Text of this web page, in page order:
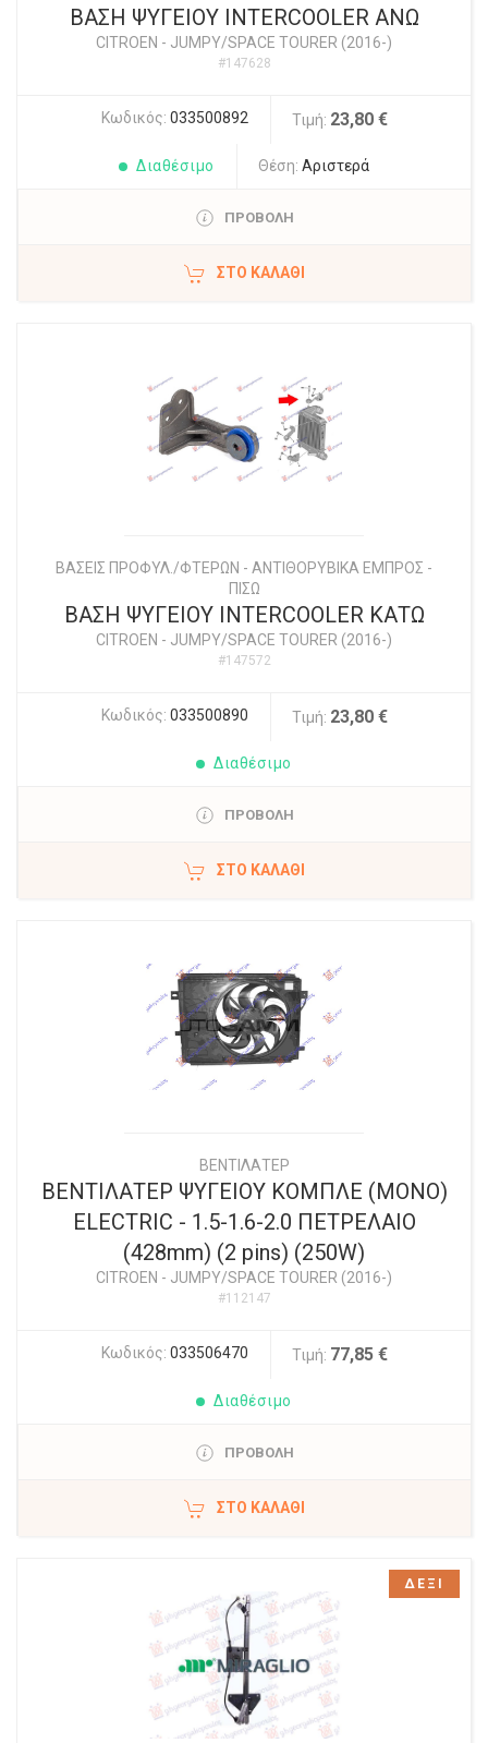
ΒΑΣΗ ΨΥΓΕΙΟΥ INTERCOOLER ΑΝΩ
CITROEN - JUMPY/SPACE TOURER (2016-)
#147628
Κωδικός: 033500892 Τιμή: 23,80 €
Διαθέσιμο Θέση: Αριστερά
ΠΡΟΒΟΛΗ
ΣΤΟ ΚΑΛΆΘΙ
ΒΑΣΕΙΣ ΠΡΟΦΥΛ./ΦΤΕΡΩΝ - ΑΝΤΙΘΟΡΥΒΙΚΑ ΕΜΠΡΟΣ -
ΠΙΣΩ
ΒΑΣΗ ΨΥΓΕΙΟΥ INTERCOOLER ΚΑΤΩ
CITROEN - JUMPY/SPACE TOURER (2016-)
#147572
Κωδικός: 033500890 Τιμή: 23,80 €
Διαθέσιμο
ΠΡΟΒΟΛΗ
ΣΤΟ ΚΑΛΆΘΙ
ΒΕΝΤΙΛΑΤΕΡ
ΒΕΝΤΙΛΑΤΕΡ ΨΥΓΕΙΟΥ ΚΟΜΠΛΕ (ΜΟΝΟ)
ELECTRIC - 1.5-1.6-2.0 ΠΕΤΡΕΛΑΙΟ
(428mm) (2 pins) (250W)
CITROEN - JUMPY/SPACE TOURER (2016-)
#112147
Κωδικός: 033506470 Τιμή: 77,85 €
Διαθέσιμο
ΠΡΟΒΟΛΗ
ΣΤΟ ΚΑΛΆΘΙ
ΔΕΞΙ